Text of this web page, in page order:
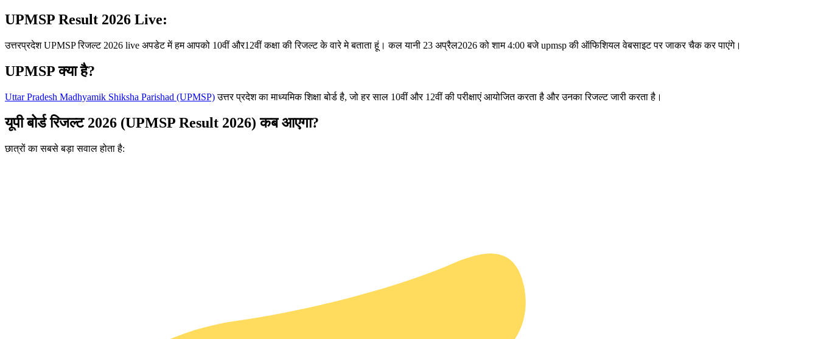
UPMSP Result 2026 Live:
उत्तरप्रदेश UPMSP रिजल्ट 2026 live अपडेट में हम आपको 10वीं और12वीं कक्षा की रिजल्ट के वारे मे बताता हूं। कल यानी 23 अप्रैल2026 को शाम 4:00 बजे upmsp की ऑफिशियल वेबसाइट पर जाकर चैक कर पाएंगे।
UPMSP क्या है?
Uttar Pradesh Madhyamik Shiksha Parishad (UPMSP)उत्तर प्रदेश का माध्यमिक शिक्षा बोर्ड है, जो हर साल 10वीं और 12वीं की परीक्षाएं आयोजित करता है और उनका रिजल्ट जारी करता है।
यूपी बोर्ड रिजल्ट 2026 (UPMSP Result 2026) कब आएगा?
छात्रों का सबसे बड़ा सवाल होता है: